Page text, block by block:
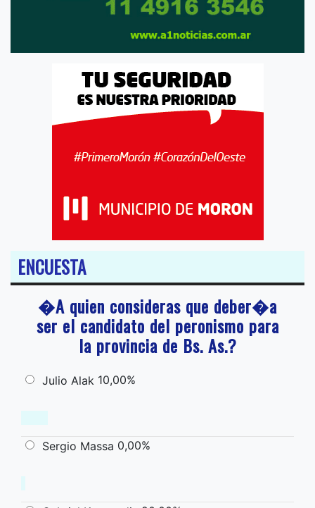
ENCUESTA
�A quien consideras que deber�a
ser el candidato del peronismo para
la provincia de Bs. As.?
Julio Alak 10,00%
Sergio Massa 0,00%